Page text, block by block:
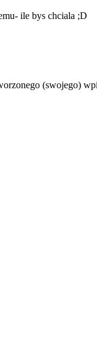
ile bys chciala ;D
(swojego)